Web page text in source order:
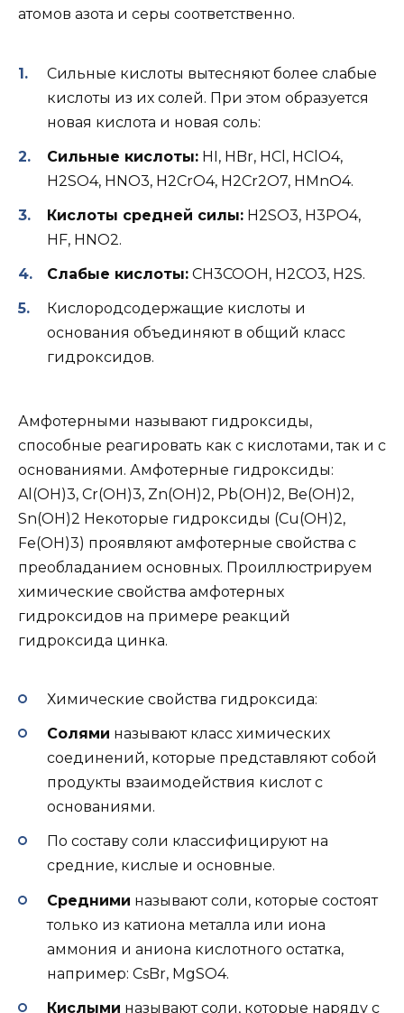
атомов азота и серы соответственно.
Сильные кислоты вытесняют более слабые
кислоты из их солей. При этом образуется
новая кислота и новая соль:
Сильные кислоты: HI, HBr, HCl, HClO4,
H2SO4, HNO3, H2CrO4, H2Cr2O7, HMnO4.
Кислоты средней силы: H2SO3, H3PO4,
HF, HNO2.
Слабые кислоты: CH3COOH, H2CO3, H2S.
Кислородсодержащие кислоты и
основания объединяют в общий класс
гидроксидов.
Амфотерными называют гидроксиды,
способные реагировать как с кислотами, так и с
основаниями. Амфотерные гидроксиды:
Al(OH)3, Cr(OH)3, Zn(OH)2, Pb(OH)2, Be(OH)2,
Sn(OH)2 Некоторые гидроксиды (Cu(OH)2,
Fe(OH)3) проявляют амфотерные свойства с
преобладанием основных. Проиллюстрируем
химические свойства амфотерных
гидроксидов на примере реакций
гидроксида цинка.
Химические свойства гидроксида:
Солями называют класс химических
соединений, которые представляют собой
продукты взаимодействия кислот с
основаниями.
По составу соли классифицируют на
средние, кислые и основные.
Средними называют соли, которые состоят
только из катиона металла или иона
аммония и аниона кислотного остатка,
например: CsBr, MgSO4.
Кислыми называют соли, которые наряду с